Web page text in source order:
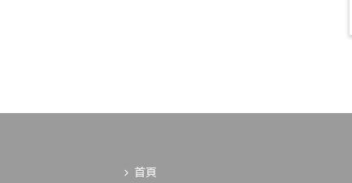
首頁